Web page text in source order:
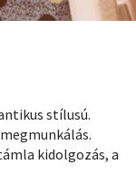
stílusú.
kidolgozás, a